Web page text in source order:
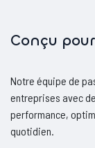
Conçu
Notre équipe de
entreprises avec
performance,
quotidien.